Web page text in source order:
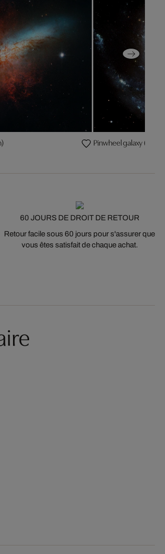
Pinwheel galaxy
60 JOURS DE DROIT DE RETOUR
Retour facile sous 60 jours pour s'assurer que
vous êtes satisfait de chaque achat.